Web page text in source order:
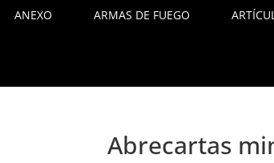
ANEXO ARMAS DE FUEGO
Abrecartas